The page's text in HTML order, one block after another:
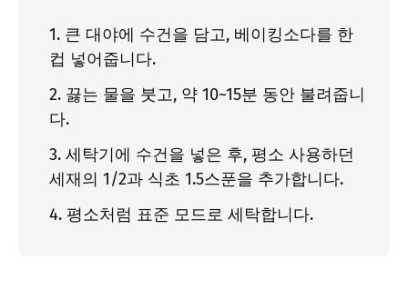
큰 대야에 수건을 담고, 베이킹소다를 한
컵 넣어줍니다.
끓는 물을 붓고, 약 10~15분 동안 불려줍니
다.
세탁기에 수건을 넣은 후, 평소 사용하던
세재의 1/2과 식초 1.5스푼을 추가합니다.
평소처럼 표준 모드로 세탁합니다.